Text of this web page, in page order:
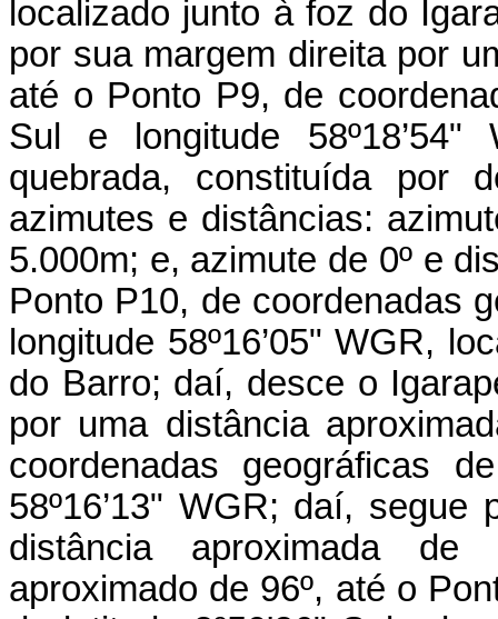
localizado junto à foz do
por sua margem direita por
até o Ponto P9, de
Sul e longitude
quebrada, constituída por
azimutes e distâncias:
5.000m; e, azimute de 0º e
Ponto P10, de coordenadas
longitude 58º16’05" WGR,
do Barro; daí, desce o
por uma distância
coordenadas geográficas
58º16’13" WGR; daí,
distância aproximada de
aproximado de 96º, até o